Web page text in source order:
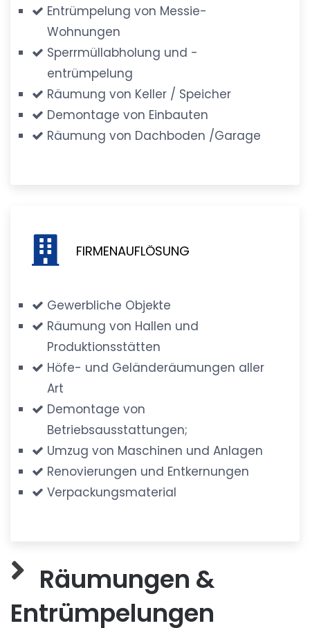
Entrümpelung von Messie-
Wohnungen
Sperrmüllabholung und -
entrümpelung
Räumung von Keller / Speicher
Demontage von Einbauten
Räumung von Dachboden /Garage
FIRMENAUFLÖSUNG
Gewerbliche Objekte
Räumung von Hallen und
Produktionsstätten
Höfe- und Geländeräumungen aller
Art
Demontage von
Betriebsausstattungen;
Umzug von Maschinen und Anlagen
Renovierungen und Entkernungen
Verpackungsmaterial
Räumungen &
Entrümpelungen